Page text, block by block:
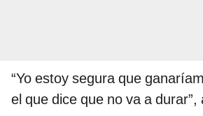
“Yo estoy segura que
el que dice que no va a durar”,